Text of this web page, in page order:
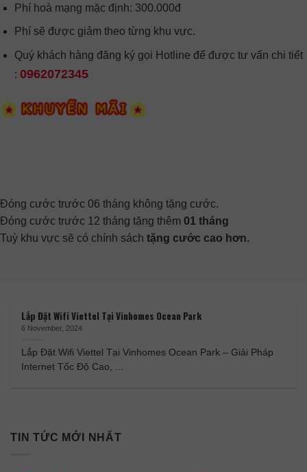
Phí hoà mạng mặc định: 300.000đ
Phí sẽ được giảm theo từng khu vực.
Quý khách hàng đăng ký gọi Hotline để được tư vấn chi tiết
: 0962072345
Đóng cước trước 06 tháng không tặng cước.
Đóng cước trước 12 tháng tặng thêm 01 tháng
Tuỳ khu vực sẽ có chính sách tặng cước cao hơn.
Lắp Đặt Wifi Viettel Tại Vinhomes Ocean Park
6 November, 2024
Lắp Đặt Wifi Viettel Tại Vinhomes Ocean Park – Giải Pháp
Internet Tốc Độ Cao, ...
TIN TỨC MỚI NHẤT